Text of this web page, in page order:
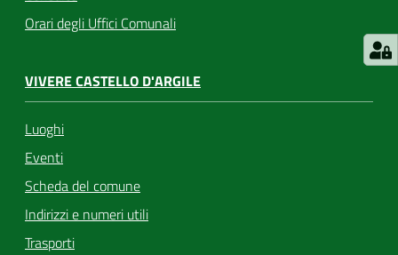
Orari degli Uffici Comunali
VIVERE CASTELLO D'ARGILE
Luoghi
Eventi
Scheda del comune
Indirizzi e numeri utili
Trasporti